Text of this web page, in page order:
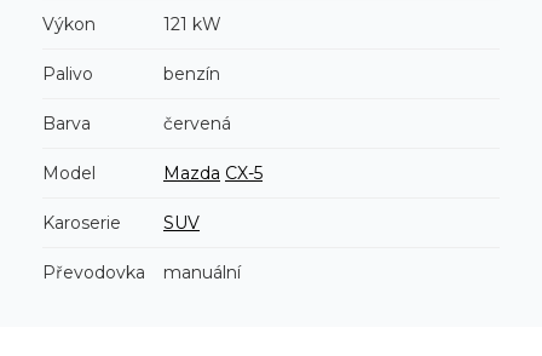
Výkon 121 kW
Palivo benzín
Barva červená
Model Mazda CX-5
Karoserie SUV
Převodovka manuální